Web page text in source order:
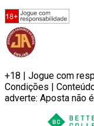
+18 | Jogue com
Condições |
adverte: Aposta não